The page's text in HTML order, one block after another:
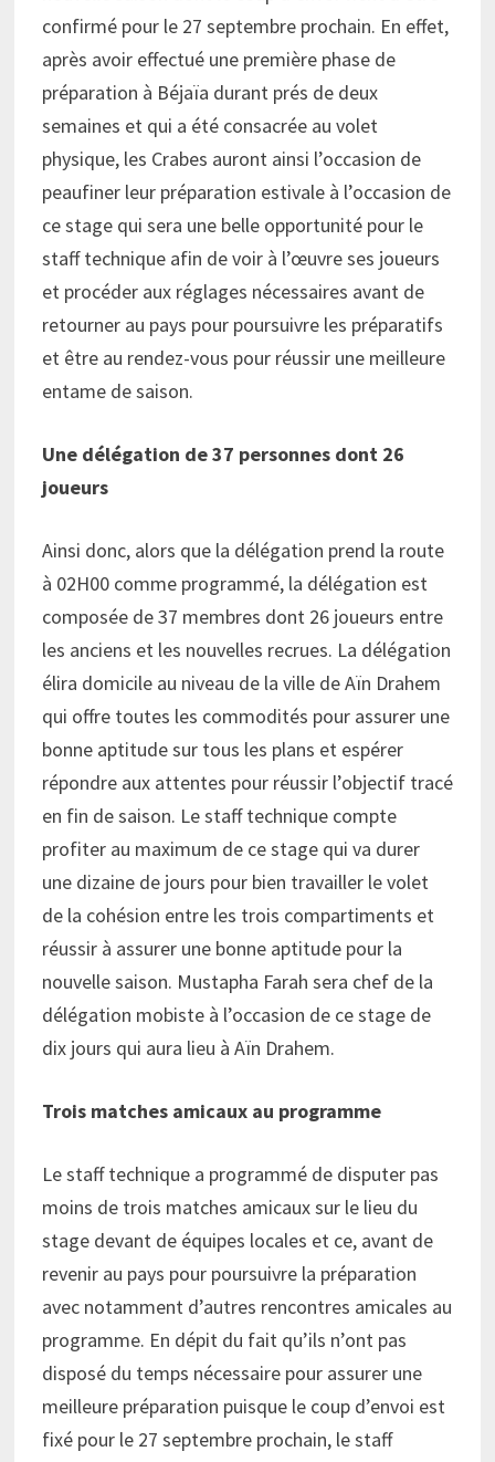
confirmé pour le 27 septembre prochain. En effet,
après avoir effectué une première phase de
préparation à Béjaïa durant prés de deux
semaines et qui a été consacrée au volet
physique, les Crabes auront ainsi l’occasion de
peaufiner leur préparation estivale à l’occasion de
ce stage qui sera une belle opportunité pour le
staff technique afin de voir à l’œuvre ses joueurs
et procéder aux réglages nécessaires avant de
retourner au pays pour poursuivre les préparatifs
et être au rendez-vous pour réussir une meilleure
entame de saison.
Une délégation de 37 personnes dont 26
joueurs
Ainsi donc, alors que la délégation prend la route
à 02H00 comme programmé, la délégation est
composée de 37 membres dont 26 joueurs entre
les anciens et les nouvelles recrues. La délégation
élira domicile au niveau de la ville de Aïn Drahem
qui offre toutes les commodités pour assurer une
bonne aptitude sur tous les plans et espérer
répondre aux attentes pour réussir l’objectif tracé
en fin de saison. Le staff technique compte
profiter au maximum de ce stage qui va durer
une dizaine de jours pour bien travailler le volet
de la cohésion entre les trois compartiments et
réussir à assurer une bonne aptitude pour la
nouvelle saison. Mustapha Farah sera chef de la
délégation mobiste à l’occasion de ce stage de
dix jours qui aura lieu à Aïn Drahem.
Trois matches amicaux au programme
Le staff technique a programmé de disputer pas
moins de trois matches amicaux sur le lieu du
stage devant de équipes locales et ce, avant de
revenir au pays pour poursuivre la préparation
avec notamment d’autres rencontres amicales au
programme. En dépit du fait qu’ils n’ont pas
disposé du temps nécessaire pour assurer une
meilleure préparation puisque le coup d’envoi est
fixé pour le 27 septembre prochain, le staff